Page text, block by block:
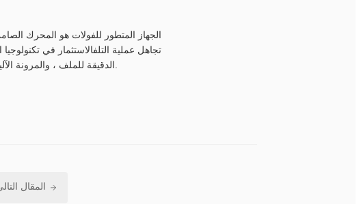
الجهاز المتطور للفولات هو المحرك
تجاهل عملية التلفالاستثمار في
المقال